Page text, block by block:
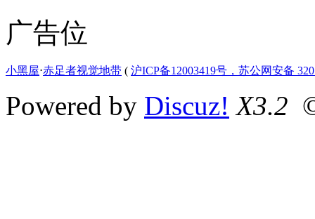
广告位
小黑屋⋅赤足者视觉地带 ( 沪ICP备12003419号，苏公网安备
Powered by Discuz! X3.2